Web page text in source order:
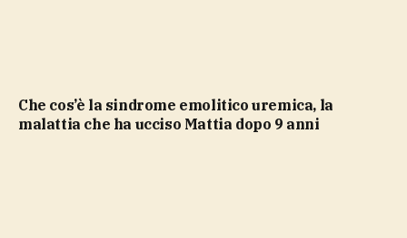
Che cos’è la sindrome emolitico uremica, la
malattia che ha ucciso Mattia dopo 9 anni